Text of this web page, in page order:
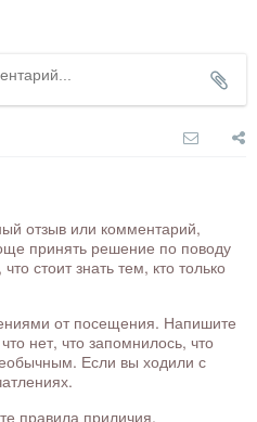
отзыв или комментарий,
принять решение по поводу
стоит знать тем, кто только
от посещения. Напишите
нет, что запомнилось, что
Если вы ходили с
правила приличия.